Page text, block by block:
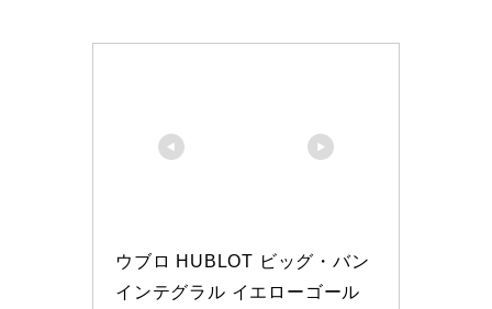
ウブロ HUBLOT ビッグ・バン
インテグラル イエローゴール